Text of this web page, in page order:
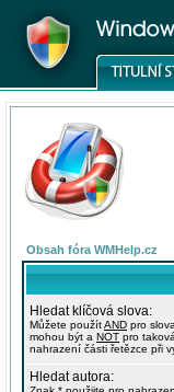
Obsah fóra WMHelp.cz
Hledat klíčová slova:
Můžete použítAND pro
mohou být a NOT pro
nahrazení části řetězce při
Hledat autora: